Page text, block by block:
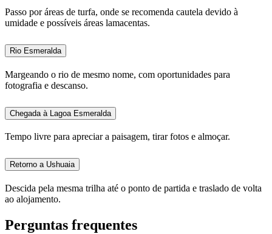
Passo por áreas de turfa, onde se recomenda cautela devido à
umidade e possíveis áreas lamacentas.
Rio Esmeralda
Margeando o rio de mesmo nome, com oportunidades para
fotografia e descanso.
Chegada à Lagoa Esmeralda
Tempo livre para apreciar a paisagem, tirar fotos e almoçar.
Retorno a Ushuaia
Descida pela mesma trilha até o ponto de partida e traslado de volta
ao alojamento.
Perguntas frequentes